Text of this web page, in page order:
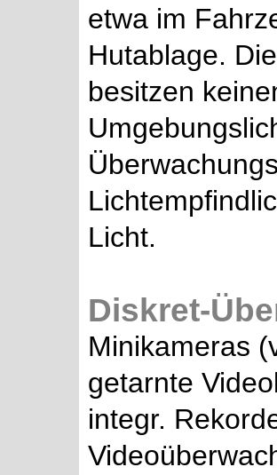
etwa im
Hutablage.
besitzen
Licht.
Diskret-
Minikameras
getarnte
integr.